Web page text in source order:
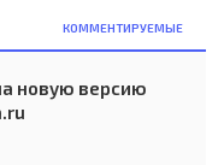
КОММЕНТИРУЕМЫЕ
новую версию